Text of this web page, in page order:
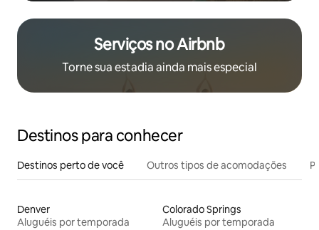
Serviços no Airbnb
Torne sua estadia ainda mais especial
Destinos para conhecer
Destinos perto de você Outros tipos de acomodações
Denver
Aluguéis por temporada
Colorado Springs
Aluguéis por temporada